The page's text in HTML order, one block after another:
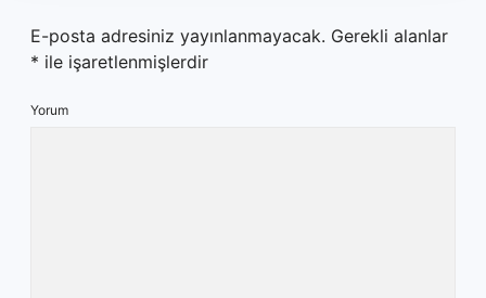
E-posta adresiniz yayınlanmayacak. Gerekli alanlar
* ile işaretlenmişlerdir
Yorum